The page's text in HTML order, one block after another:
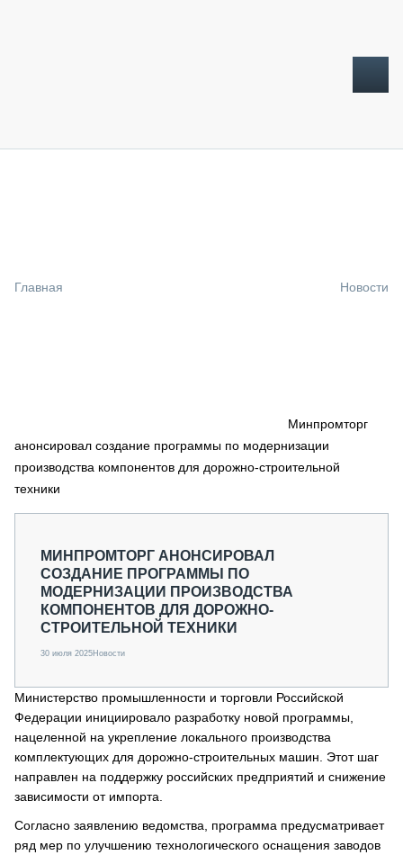
СПЕЦПРОЕКТЫ
МЕРОПРИЯТИЯ
СТАТЬИ ПО КАТЕГОРИЯМ ТЕХНИКИ
О ПРОЕКТЕ
Главная Новости
Минпромторг
анонсировал создание программы по модернизации
производства компонентов для дорожно-строительной
техники
МИНПРОМТОРГ АНОНСИРОВАЛ
СОЗДАНИЕ ПРОГРАММЫ ПО
МОДЕРНИЗАЦИИ ПРОИЗВОДСТВА
КОМПОНЕНТОВ ДЛЯ ДОРОЖНО-
СТРОИТЕЛЬНОЙ ТЕХНИКИ
30 июля 2025Новости
Министерство промышленности и торговли Российской
Федерации инициировало разработку новой программы,
нацеленной на укрепление локального производства
комплектующих для дорожно-строительных машин. Этот шаг
направлен на поддержку российских предприятий и снижение
зависимости от импорта.
Согласно заявлению ведомства, программа предусматривает
ряд мер по улучшению технологического оснащения заводов